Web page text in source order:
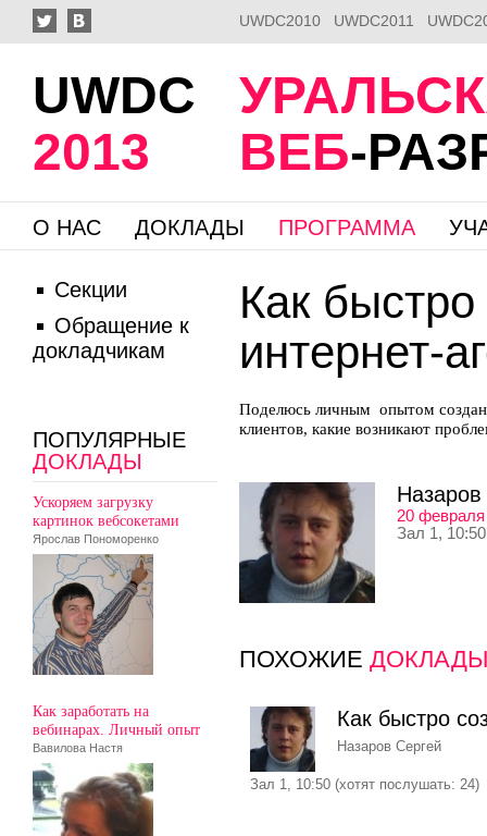
UWDC2010 UWDC2011
UWDC
2013
ВЕБ-
О НАС ДОКЛАДЫ ПРОГРАММА
Секции
Обращение к
докладчикам
ПОПУЛЯРНЫЕ
ДОКЛАДЫ
Ускоряем загрузку
картинок вебсокетами
Ярослав Пономоренко
Как заработать на
вебинарах. Личный опыт
Вавилова Настя
Как
интернет-
Поделюсь личным опытом
клиентов, какие возникают
Назаров
20 февраля
Зал 1,
ПОХОЖИЕ ДОКЛАДЫ
Как быстро
Назаров Сергей
Зал 1, 10:50 (хотят послушать: 24)